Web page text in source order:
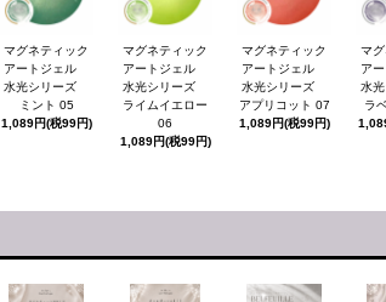
マグネティック
アートジェル
水光シリーズ
ミント 05
1,089円(税99円)
マグネティック
アートジェル
水光シリーズ
ライムイエロー
06
1,089円(税99円)
マグネティック
アートジェル
水光シリーズ
アプリコット 07
1,089円(税99円)
マ
ア
水
ラ